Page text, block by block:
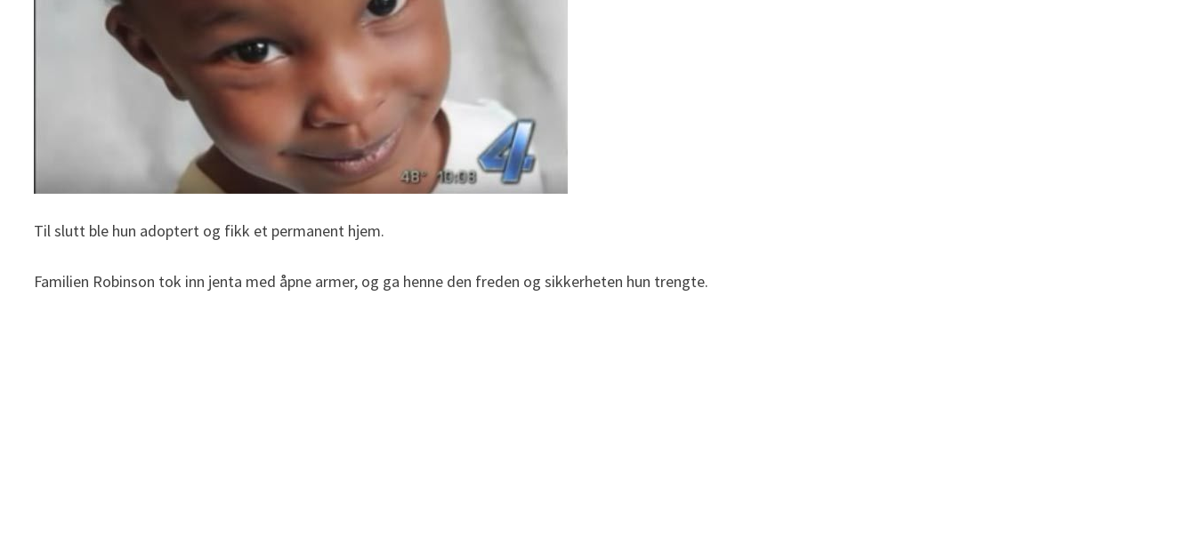
Til slutt ble hun adoptert og fikk et permanent hjem.
Familien Robinson tok inn jenta med åpne armer, og ga henne den freden og sikkerheten hun trengte.